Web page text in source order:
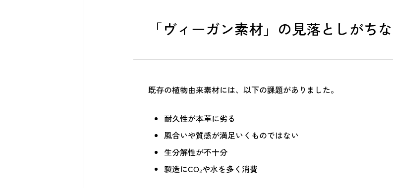
「ヴィーガン素材」の見落としがち
既存の植物由来素材には、以下の課題がありました。
耐久性が本革に劣る
風合いや質感が満足いくものではない
生分解性が不十分
製造にCO₂や水を多く消費